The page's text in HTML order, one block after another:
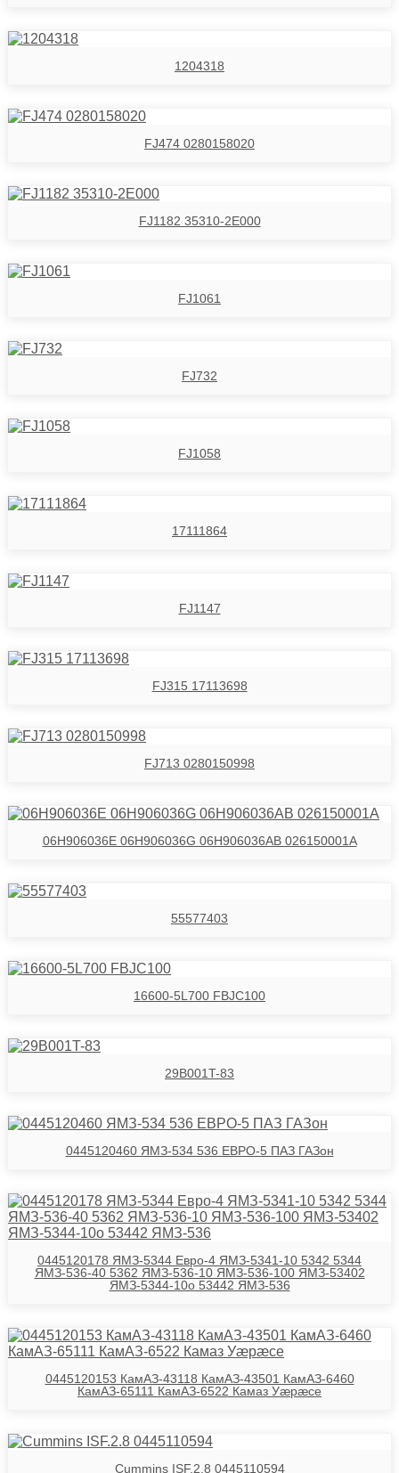
1204318
FJ474 0280158020
FJ1182 35310-2E000
FJ1061
FJ732
FJ1058
17111864
FJ1147
FJ315 17113698
FJ713 0280150998
06H906036E 06H906036G 06H906036AB 026150001A
55577403
16600-5L700 FBJC100
29B001T-83
0445120460 ЯМЗ-534 536 ЕВРО-5 ПАЗ ГАЗон
0445120178 ЯМЗ-5344 Евро-4 ЯМЗ-5341-10 5342 5344
ЯМЗ-536-40 5362 ЯМЗ-536-10 ЯМЗ-536-100 ЯМЗ-53402
ЯМЗ-5344-10о 53442 ЯМЗ-536
0445120153 КамАЗ-43118 КамАЗ-43501 КамАЗ-6460
КамАЗ-65111 КамАЗ-6522 Камаз Уӕрӕсе
Cummins ISF.2.8 0445110594